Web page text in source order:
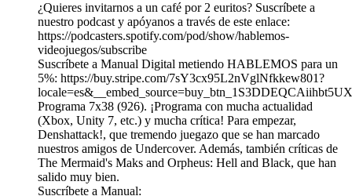
¿Quieres invitarnos a un café por 2 euritos? Suscríbete a
nuestro podcast y apóyanos a través de este enlace:
https://podcasters.spotify.com/pod/show/hablemos-
videojuegos/subscribe
Suscríbete a Manual Digital metiendo HABLEMOS para un
5%: https://buy.stripe.com/7sY3cx95L2nVglNfkkew801?
Programa 7x38 (926). ¡Programa con mucha actualidad
(Xbox, Unity 7, etc.) y mucha crítica! Para empezar,
Denshattack!, que tremendo juegazo que se han marcado
nuestros amigos de Undercover. Además, también críticas de
The Mermaid's Maks and Orpheus: Hell and Black, que han
salido muy bien.
Suscríbete a Manual: